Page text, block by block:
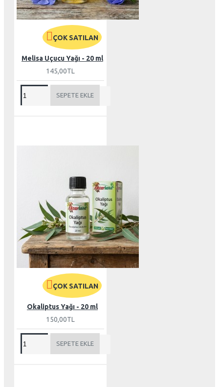
ÇOK SATILAN
Melisa Uçucu Yağı - 20 ml
145,00TL
SEPETE EKLE
ÇOK SATILAN
Okaliptus Yağı - 20 ml
150,00TL
SEPETE EKLE